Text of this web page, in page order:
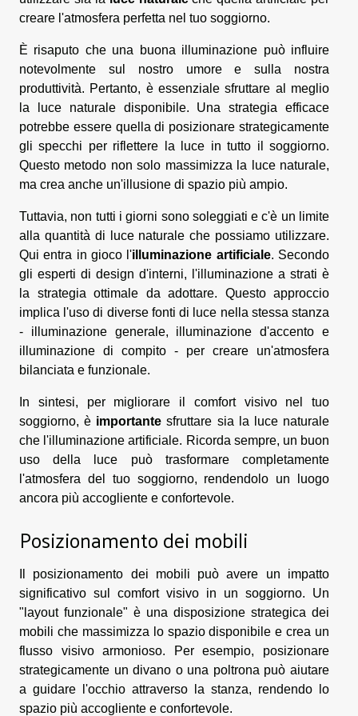
creare l'atmosfera perfetta nel tuo soggiorno.
È risaputo che una buona illuminazione può influire
notevolmente sul nostro umore e sulla nostra
produttività. Pertanto, è essenziale sfruttare al meglio
la luce naturale disponibile. Una strategia efficace
potrebbe essere quella di posizionare strategicamente
gli specchi per riflettere la luce in tutto il soggiorno.
Questo metodo non solo massimizza la luce naturale,
ma crea anche un'illusione di spazio più ampio.
Tuttavia, non tutti i giorni sono soleggiati e c'è un limite
alla quantità di luce naturale che possiamo utilizzare.
Qui entra in gioco l'illuminazione artificiale. Secondo
gli esperti di design d'interni, l'illuminazione a strati è
la strategia ottimale da adottare. Questo approccio
implica l'uso di diverse fonti di luce nella stessa stanza
- illuminazione generale, illuminazione d'accento e
illuminazione di compito - per creare un'atmosfera
bilanciata e funzionale.
In sintesi, per migliorare il comfort visivo nel tuo
soggiorno, è importante sfruttare sia la luce naturale
che l'illuminazione artificiale. Ricorda sempre, un buon
uso della luce può trasformare completamente
l'atmosfera del tuo soggiorno, rendendolo un luogo
ancora più accogliente e confortevole.
Posizionamento dei mobili
Il posizionamento dei mobili può avere un impatto
significativo sul comfort visivo in un soggiorno. Un
"layout funzionale" è una disposizione strategica dei
mobili che massimizza lo spazio disponibile e crea un
flusso visivo armonioso. Per esempio, posizionare
strategicamente un divano o una poltrona può aiutare
a guidare l'occhio attraverso la stanza, rendendo lo
spazio più accogliente e confortevole.